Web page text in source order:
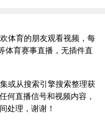
体育的朋友观看视频，每
体育赛事直播，无插件直
或从搜索引擎搜索整理获
何直播信号和视频内容，
处理，谢谢！